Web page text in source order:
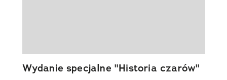
Wydanie specjalne "Historia czarów"